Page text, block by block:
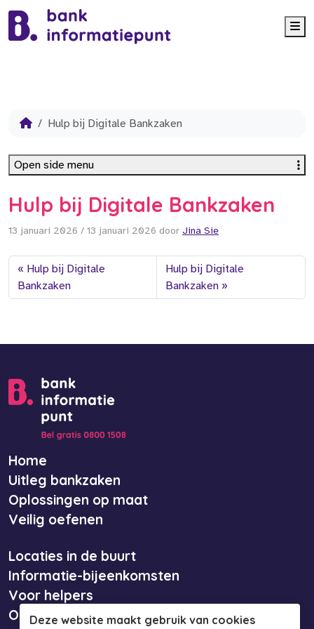
Hulp bij Digitale Bankzaken
Hulp bij Digitale Bankzaken
13 januari 2026 / 13 januari 2026 door Jina Sie
Hulp bij Digitale
Bankzaken
Hulp bij Digitale
Bankzaken
Open side menu
Home
Uitleg bankzaken
Oplossingen op maat
Veilig oefenen
Locaties in de buurt
Informatie-bijeenkomsten
Voor helpers
Over ons
Deze website maakt gebruik van cookies